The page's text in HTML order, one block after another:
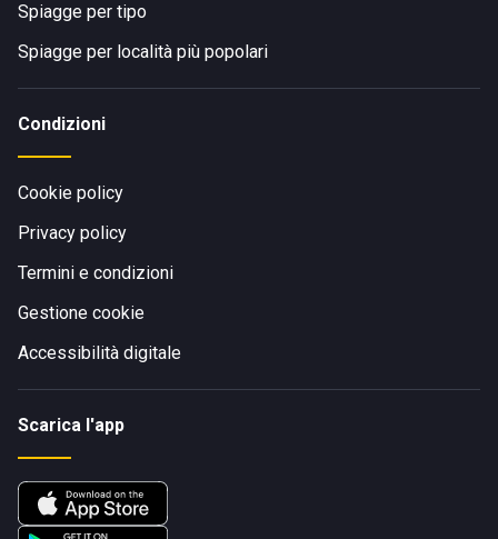
Spiagge per tipo
Spiagge per località più popolari
Condizioni
Cookie policy
Privacy policy
Termini e condizioni
Gestione cookie
Accessibilità digitale
Scarica l'app